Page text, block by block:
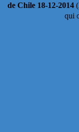
de Chile 18-12-2014
qui